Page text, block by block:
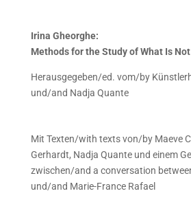
Irina Gheorghe:
Methods for the Study of What Is
Herausgegeben/ed. vom/by
und/and Nadja Quante
Mit Texten/with texts von/by Maeve
Gerhardt, Nadja Quante und einem
zwischen/and a conversation
und/and Marie-France Rafael